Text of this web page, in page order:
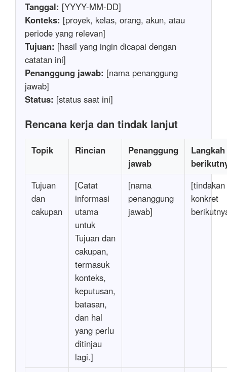
Tanggal: [YYYY-MM-DD]
Konteks: [proyek, kelas, orang, akun, atau
periode yang relevan]
Tujuan: [hasil yang ingin dicapai dengan
catatan ini]
Penanggung jawab: [nama penanggung
jawab]
Status: [status saat ini]
Rencana kerja dan tindak lanjut
Topik Rincian
Penanggung
jawab
Langkah
Tujuan
dan
cakupan
[Catat
informasi
utama
untuk
Tujuan dan
cakupan,
termasuk
konteks,
keputusan,
batasan,
dan hal
yang perlu
ditinjau
lagi.]
[nama
penanggung
jawab]
[tindakan
konkret